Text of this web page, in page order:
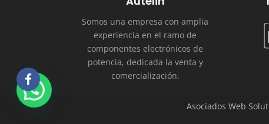
Somos una empresa con amplia
experiencia en el ramo de
componentes electrónicos de
potencia, dedicada la venta y
comercialización.
Asociados Web